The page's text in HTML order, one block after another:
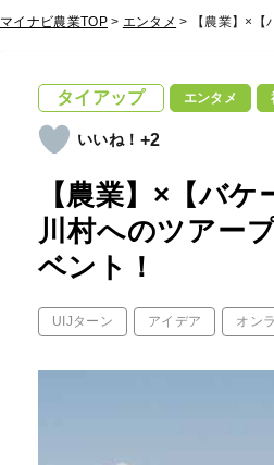
マイナビ農業TOP> エンタメ > 【農業】×【
タイアップ エンタメ
+2
【農業】×【バ
川村へのツアー
ベント！
UIJターン アイデア オン